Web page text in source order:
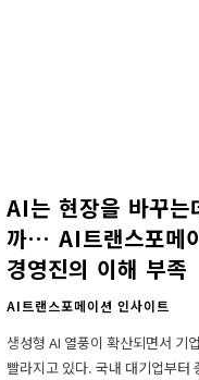
AI는 현장을 바꾸는
까… AI트랜스포메
경영진의 이해 부족
AI트랜스포메이션 인사이트
생성형 AI 열풍이 확산되면서 기
빨라지고 있다. 국내 대기업부터